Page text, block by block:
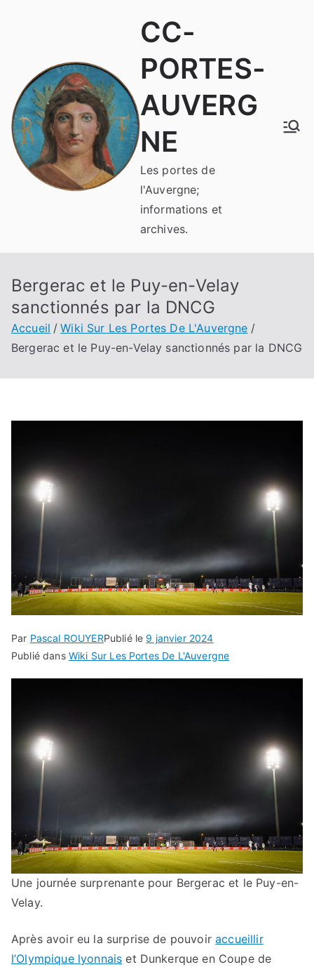
CC-
PORTES-
AUVERG
NE
Les portes de
l'Auvergne;
informations et
archives.
Bergerac et le Puy-en-Velay
sanctionnés par la DNCG
Accueil
Wiki Sur Les Portes De L'Auvergne
Bergerac et le Puy-en-Velay sanctionnés par la DNCG
Par Pascal ROUYERPublié le 9 janvier 2024
Publié dans Wiki Sur Les Portes De L'Auvergne
Une journée surprenante pour Bergerac et le Puy-en-
Velay.
Après avoir eu la surprise de pouvoiraccueillir
l’Olympique lyonnais et Dunkerque en Coupe de